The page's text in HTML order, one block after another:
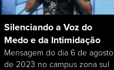
Silenciando a Voz do
Medo e da Intimidação
Mensagem do dia 6 de agosto
de 2023 no campus zona sul